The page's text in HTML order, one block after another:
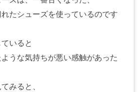
たシューズを使っているのです
いると
うな気持ちが悪い感触があった
みると、